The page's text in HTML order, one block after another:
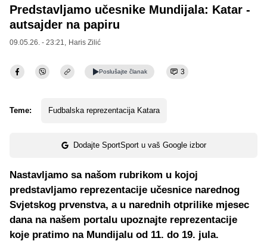
Predstavljamo učesnike Mundijala: Katar -
autsajder na papiru
09.05.26. - 23:21, Haris Zilić
Poslušajte članak 3
Teme: Fudbalska reprezentacija Katara
Dodajte SportSport u vaš Google izbor
Nastavljamo sa našom rubrikom u kojoj
predstavljamo reprezentacije učesnice narednog
Svjetskog prvenstva, a u narednih otprilike mjesec
dana na našem portalu upoznajte reprezentacije
koje pratimo na Mundijalu od 11. do 19. jula.